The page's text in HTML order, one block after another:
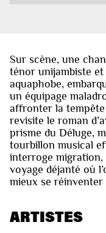
Sur scène, une
ténor unijambiste et
aquaphobe,
un équipage
affronter la
revisite le roman
prisme du Déluge,
tourbillon musical
interroge
voyage déjanté où
mieux se réinventer
ARTISTES